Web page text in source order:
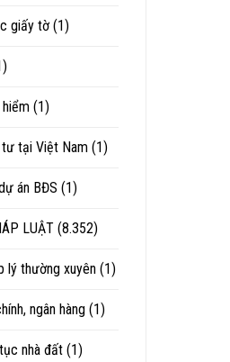
giấy tờ (1)
(1)
tại Việt Nam (1)
án BĐS (1)
LUẬT (8.352)
lý thường xuyên (1)
ngân hàng (1)
nhà đất (1)